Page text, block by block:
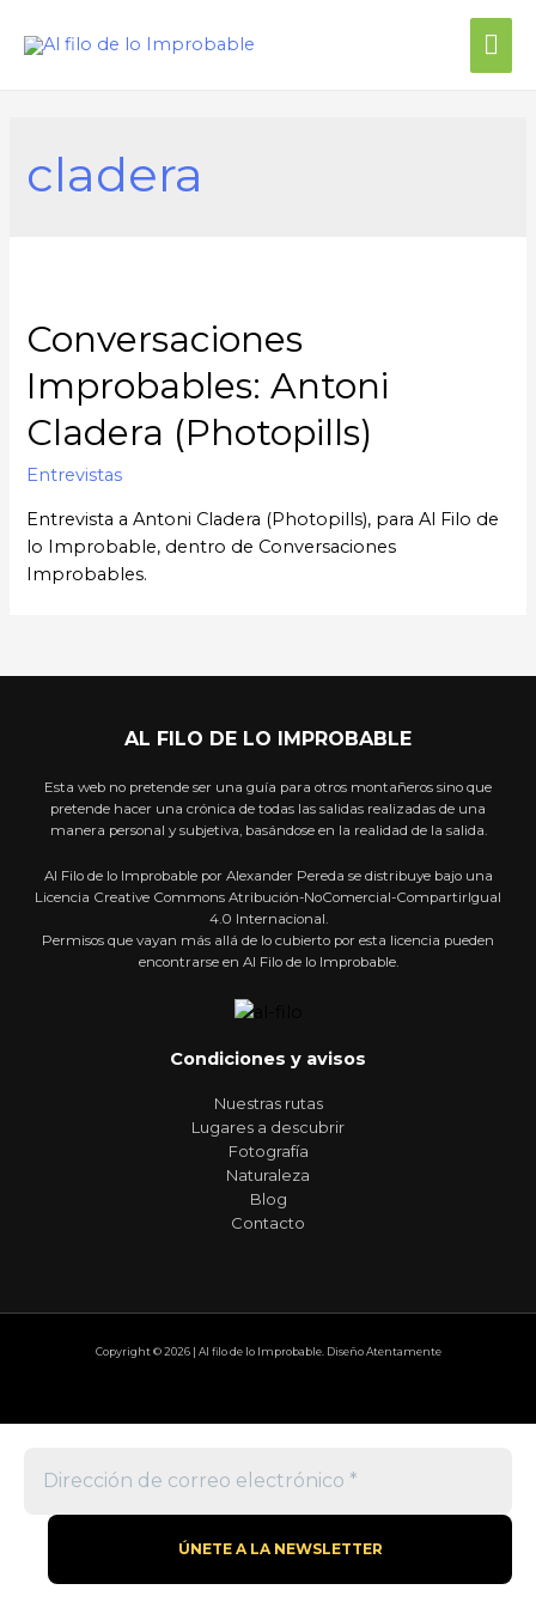
cladera
Conversaciones
Improbables: Antoni
Cladera (Photopills)
Entrevistas
Entrevista a Antoni Cladera (Photopills), para Al Filo de
lo Improbable, dentro de Conversaciones
Improbables.
AL FILO DE LO IMPROBABLE
Esta web no pretende ser una guía para otros montañeros sino que
pretende hacer una crónica de todas las salidas realizadas de una
manera personal y subjetiva, basándose en la realidad de la salida.
Al Filo de lo Improbable por Alexander Pereda se distribuye bajo una
Licencia Creative Commons Atribución-NoComercial-CompartirIgual
4.0 Internacional.
Permisos que vayan más allá de lo cubierto por esta licencia pueden
encontrarse en Al Filo de lo Improbable.
Condiciones y avisos
Nuestras rutas
Lugares a descubrir
Fotografía
Naturaleza
Blog
Contacto
Copyright © 2026 | Al filo de lo Improbable. Diseño Atentamente